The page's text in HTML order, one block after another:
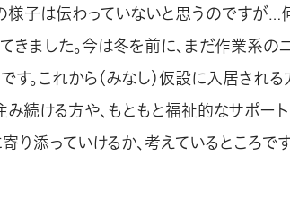
様子は伝わっていないと思うのですが…
きました。今は冬を前に、まだ作業系の
。これから（みなし）仮設に入居される
続ける方や、もともと福祉的なサポー
り添っていけるか、考えているところです